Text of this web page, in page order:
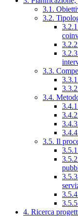
3.1.
3.2.
3.3.
3.4.
3.5. Il
4. Ricerca